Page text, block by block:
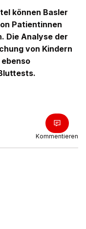
können Basler
Patientinnen
Die Analyse der
von Kindern
Kommentieren